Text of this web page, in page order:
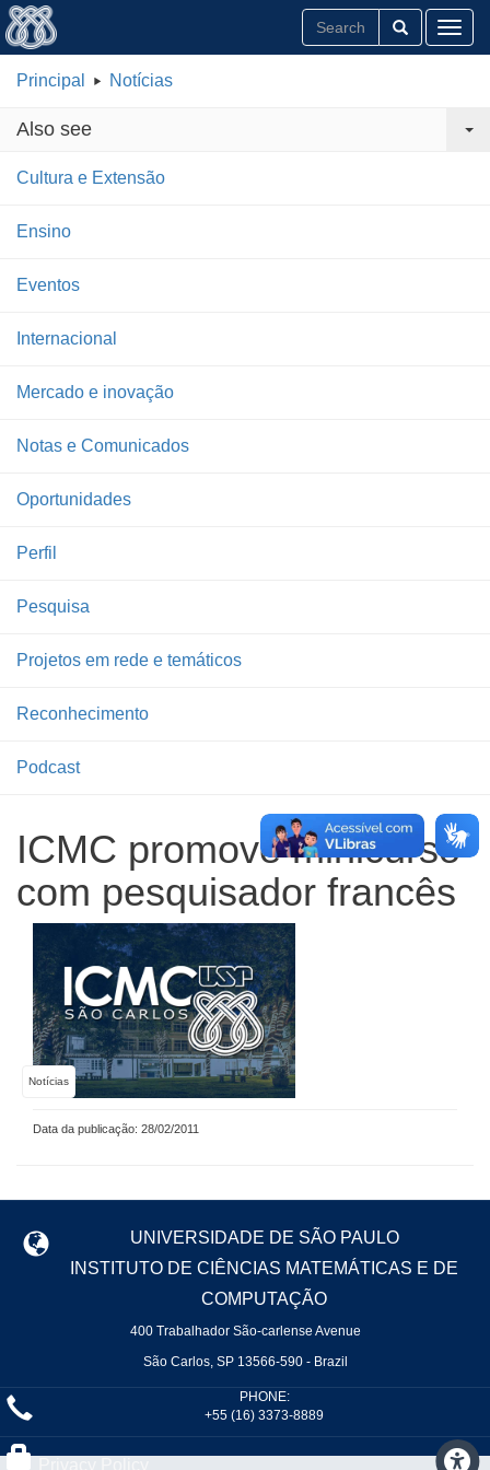
Principal Notícias
Also see
Cultura e Extensão
Ensino
Eventos
Internacional
Mercado e inovação
Notas e Comunicados
Oportunidades
Perfil
Pesquisa
Projetos em rede e temáticos
Reconhecimento
Podcast
ICMC promove minicurso
com pesquisador francês
Notícias
Data da publicação: 28/02/2011
UNIVERSIDADE DE SÃO PAULO
INSTITUTO DE CIÊNCIAS MATEMÁTICAS E DE
COMPUTAÇÃO
400 Trabalhador São-carlense Avenue
São Carlos, SP 13566-590 - Brazil
PHONE:
+55 (16) 3373-8889